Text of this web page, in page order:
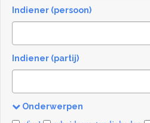
Indiener (persoon)
Indiener (partij)
Onderwerpen